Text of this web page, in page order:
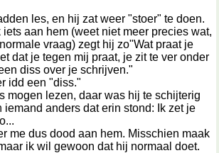
les, en hij zat weer "stoer" te doen.
aan hem (weet niet meer precies wat,
vraag) zegt hij zo"Wat praat je
dat je tegen mij praat, je zit te ver onder
diss over je schrijven."
idd een "diss."
mogen lezen, daar was hij te schijterig
iemand anders dat erin stond: Ik zet je
me dus dood aan hem. Misschien maak
ik wil gewoon dat hij normaal doet.